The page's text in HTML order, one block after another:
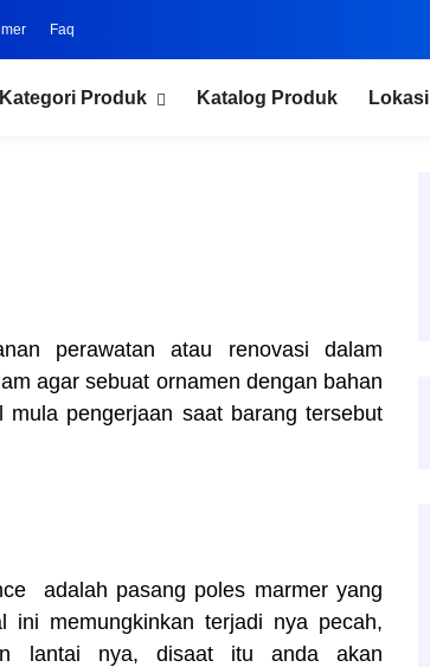
Faq
Kategori Produk Katalog Produk Lokasi
perawatan atau renovasi dalam
agar sebuat ornamen dengan bahan
pengerjaan saat barang tersebut
adalah pasang poles marmer yang
ini memungkinkan terjadi nya pecah,
lantai nya, disaat itu anda akan